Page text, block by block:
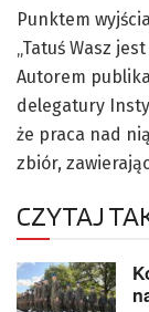
Punktem
„Tatuś Wasz
Autorem
delegatury
że praca nad
zbiór,
CZYTAJ